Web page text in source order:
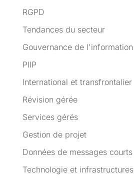
RGPD
Tendances du secteur
Gouvernance de l'information
PIIP
International et transfrontalier
Révision gérée
Services gérés
Gestion de projet
Données de messages courts
Technologie et infrastructures